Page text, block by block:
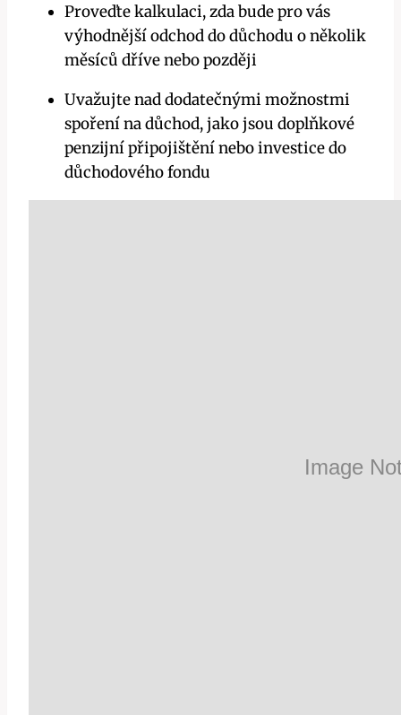
Proveďte kalkulaci, zda bude pro vás
výhodnější odchod do důchodu o několik
měsíců dříve nebo později
Uvažujte nad dodatečnými možnostmi
spoření na důchod, jako jsou doplňkové
penzijní připojištění nebo investice do
důchodového fondu